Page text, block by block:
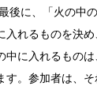
後に、「火の中
入れるものを決
中に入れるもの
す。参加者は、